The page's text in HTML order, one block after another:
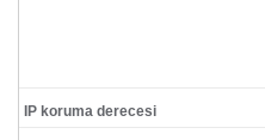
IP koruma derecesi